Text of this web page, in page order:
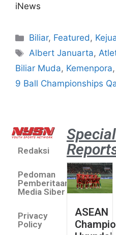
iNews
Biliar, Featured,
Albert Januarta,
Biliar Muda, Kemenpora,
9 Ball Championships
Redaksi
Pedoman
Pemberitaan
Media Siber
Privacy
Policy
Special
ASEAN